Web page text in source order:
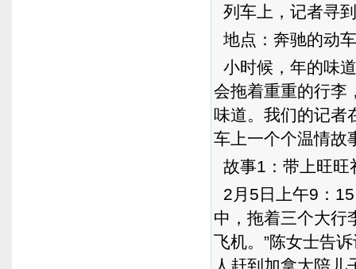
列车上，记者寻
地点：奔驰的动
小时候，年的味
会拖着重重的行李
味道。我们的记者
车上一个个温情故
故事1：带上旺旺
2月5日上午9：
中，拖着三个大行
飞机。”陈女士告